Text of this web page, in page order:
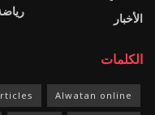
الأخبار
الكلمات
Alwatan online